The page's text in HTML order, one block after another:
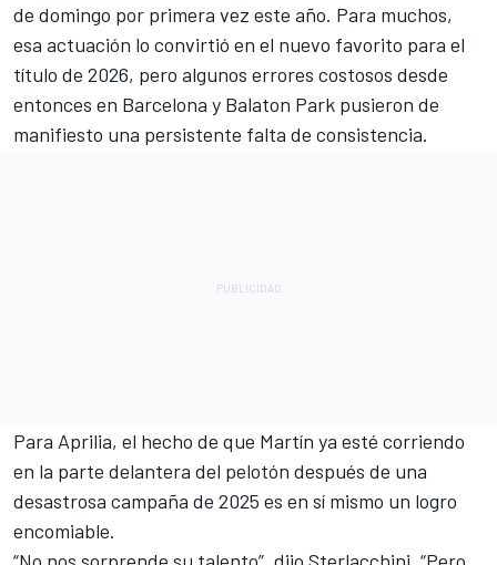
de domingo por primera vez este año. Para muchos,
esa actuación lo convirtió en el nuevo favorito para el
título de 2026, pero algunos errores costosos desde
entonces en Barcelona y Balaton Park pusieron de
manifiesto una persistente falta de consistencia.
Para Aprilia, el hecho de que Martín ya esté corriendo
en la parte delantera del pelotón después de una
desastrosa campaña de 2025 es en sí mismo un logro
encomiable.